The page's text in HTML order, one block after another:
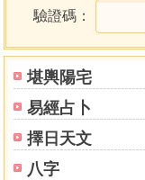
堪輿陽宅
易經占卜
擇日天文
八字
驗證碼：